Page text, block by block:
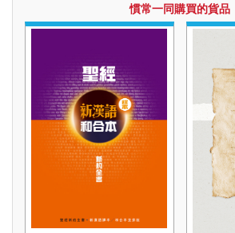
慣常一同購買的貨品